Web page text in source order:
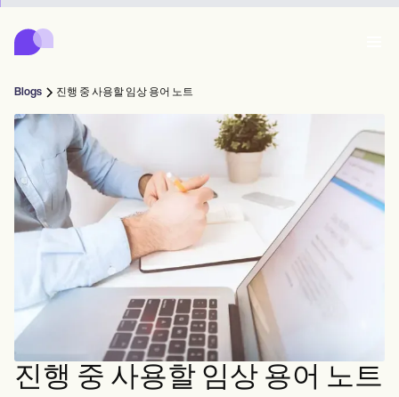
Carepatron
Product
스케줄링
건강 기록
대금 청구
규정 준수
온라인 양식
리마인더
결제
원격 의료
임상 노트
솔로 프랙티셔너
신규 실무자
카운슬러
코치
음성 언어 병리학자
척추 지압 요법사
연결
일정
Online booking
Automatic reminders
Client messaging
SMS and email
케어
Telehealth video
In session notes
기록
AI Scribe
Clinical notes
완료
치료
ePrescribe
Treatment plans
청구
Invoicing and payments
병원 관리
규정 준수 및 보안
Carepatron AI
전체 워크플로우 보기
Who we're for
Behavioral
Counselors
Mental health
Psychologists
Therapists
Medical
Nurse practitioners
Nurses
Physicians
Psychiatrists
Allied
Dietitians
Nutritionists
Occupational therapists
Physical therapists
Wellness
Acupuncturists
Chiropractors
Health coaches
Get started for free
Book a demo
로그인
Blogs 진행 중 사용할 임상 용어 노트
진행 중 사용할 임상 용어 노트